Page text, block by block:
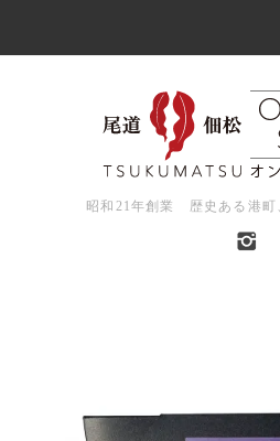
昭和21年創業 歴史ある港町